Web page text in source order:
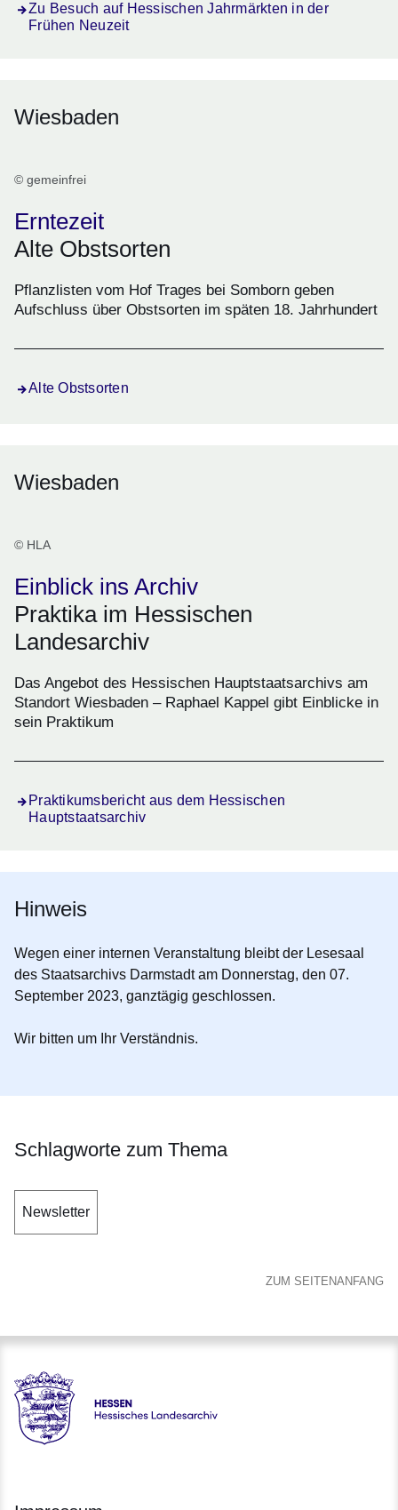
Zu Besuch auf Hessischen Jahrmärkten in der
Frühen Neuzeit
Wiesbaden
© gemeinfrei
Erntezeit
Alte Obstsorten
Pflanzlisten vom Hof Trages bei Somborn geben
Aufschluss über Obstsorten im späten 18. Jahrhundert
Alte Obstsorten
Wiesbaden
© HLA
Einblick ins Archiv
Praktika im Hessischen
Landesarchiv
Das Angebot des Hessischen Hauptstaatsarchivs am
Standort Wiesbaden – Raphael Kappel gibt Einblicke in
sein Praktikum
Praktikumsbericht aus dem Hessischen
Hauptstaatsarchiv
Hinweis
Wegen einer internen Veranstaltung bleibt der Lesesaal
des Staatsarchivs Darmstadt am Donnerstag, den 07.
September 2023, ganztägig geschlossen.
Wir bitten um Ihr Verständnis.
Schlagworte zum Thema
Newsletter
ZUM SEITENANFANG
Hessen - Hessisches Landesarchiv